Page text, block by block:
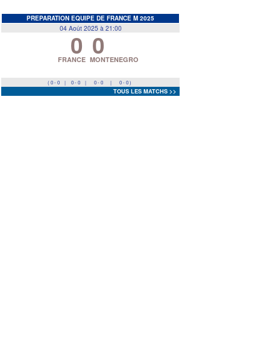
PREPARATION EQUIPE DE FRANCE M 2025
04 Août 2025 à 21:00
0
FRANCE 0
MONTENEGRO
( 0 - 0 | 0 - 0 | 0 - 0 | 0 - 0 )
TOUS LES MATCHS >>